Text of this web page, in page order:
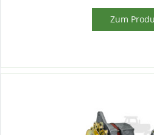
Zum